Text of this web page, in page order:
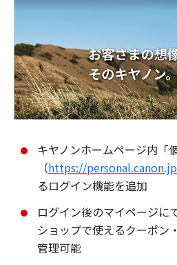
キヤノンホームページ内「
（https://
るログイン機能を追加
ログイン後のマイページに
ショップで使えるクーポン
管理可能